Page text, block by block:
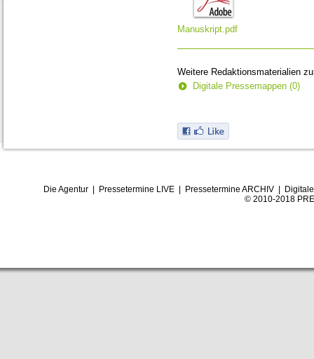
Manuskript.pdf
Weitere Redaktionsmaterialien
Digitale Pressemappen (0)
Die Agentur| Pressetermine LIVE| Pressetermine ARCHIV|
© 2010-2018